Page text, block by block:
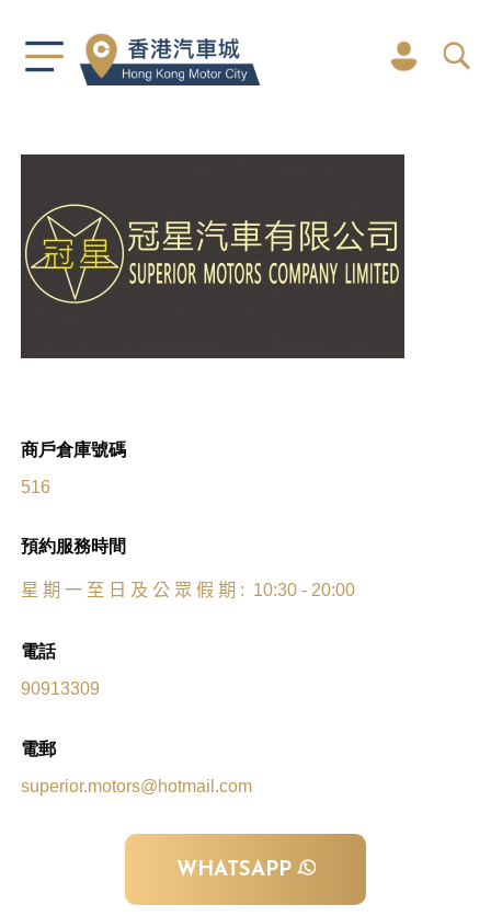
商戶倉庫號碼
516
預約服務時間
星 期 一 至 日 及 公 眾 假 期 : 10:30 - 20:00
電話
90913309
電郵
superior.motors@hotmail.com
WHATSAPP